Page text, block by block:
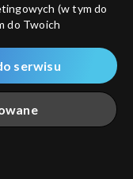
Czytaki
(w tym do
do Twoich
udostępnianie
przez
zwanych dalej
pomocą
serwisu